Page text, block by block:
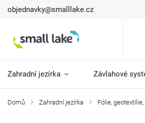
objednavky@smalllake.cz
Zahradní jezírka Závlahové
Domů / Zahradní jezírka / Fólie,